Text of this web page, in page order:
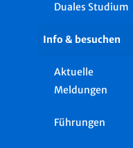
Duales Studium
Info & besuchen
Aktuelle
Meldungen
Führungen